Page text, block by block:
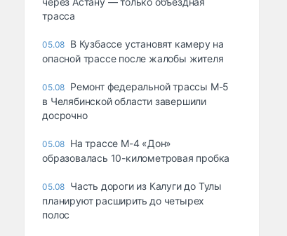
трасса
05.08 В Кузбассе установят камеру на
опасной трассе после жалобы жителя
05.08 Ремонт федеральной трассы М-5
в Челябинской области завершили
досрочно
05.08 На трассе М-4 «Дон»
образовалась 10-километровая пробка
05.08 Часть дороги из Калуги до Тулы
планируют расширить до четырех
полос